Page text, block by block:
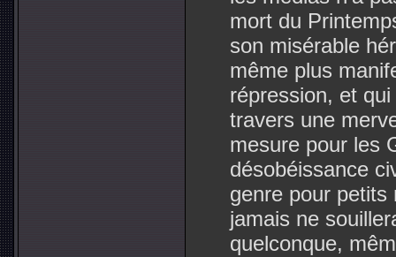
mort du
son misérable
même plus
répression, et
travers une
mesure pour les
désobéissance
genre pour petits
jamais ne
quelconque,